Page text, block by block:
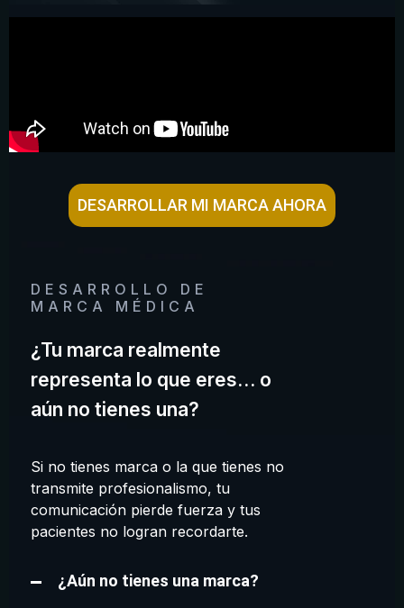
DESARROLLAR MI MARCA AHORA
DESARROLLO DE
MARCA MÉDICA
¿Tu marca realmente
representa lo que eres… o
aún no tienes una?
Si no tienes marca o la que tienes no
transmite profesionalismo, tu
comunicación pierde fuerza y tus
pacientes no logran recordarte.
¿Aún no tienes una marca?